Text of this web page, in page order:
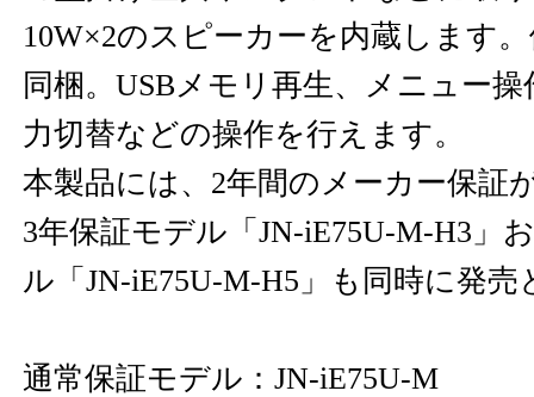
10W×2のスピーカーを内蔵します
同梱。USBメモリ再生、メニュー
力切替などの操作を行えます。
本製品には、2年間のメーカー保証
3年保証モデル「JN-iE75U-M-H3」
ル「JN-iE75U-M-H5」も同時に発
通常保証モデル：JN-iE75U-M